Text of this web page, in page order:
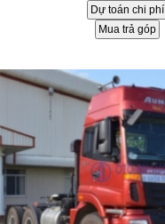
Dự toán chi phí
Mua trả góp